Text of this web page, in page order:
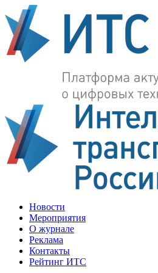
Новости
Мероприятия
О журнале
Реклама
Контакты
Рейтинг ИТС